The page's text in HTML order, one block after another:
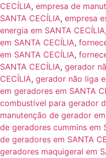
CECÍLIA, empresa de
SANTA CECÍLIA, empresa
energia em SANTA CECÍLIA,
em SANTA CECÍLIA,
em SANTA CECÍLIA,
SANTA CECÍLIA, gerador
CECÍLIA, gerador não liga
em geradores em SANTA
combustível para gerador
manutenção de gerador
de geradores cummins em
de geradores em SANTA
geradores maquigeral em